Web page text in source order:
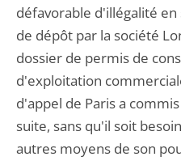
défavorable d'illégalité
de dépôt par la société
dossier de permis de
d'exploitation
d'appel de Paris a
suite, sans qu'il soit
autres moyens de son